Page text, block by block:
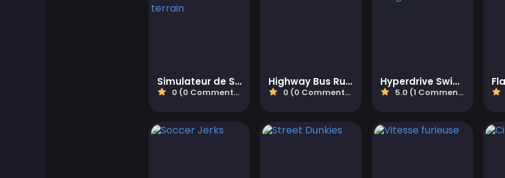
Simulateur de SUV indien tout-terrain
0 (0 Commentaires)
Highway Bus Rush
0 (0 Commentaires)
Hyperdrive Swinger
5.0 (1 Commentaires)